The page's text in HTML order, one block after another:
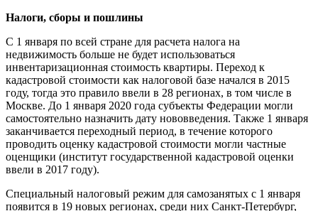
Налоги, сборы и пошлины
С 1 января по всей стране для расчета налога на
недвижимость больше не будет использоваться
инвентаризационная стоимость квартиры. Переход к
кадастровой стоимости как налоговой базе начался в 2015
году, тогда это правило ввели в 28 регионах, в том числе в
Москве. До 1 января 2020 года субъекты Федерации могли
самостоятельно назначить дату нововведения. Также 1 января
заканчивается переходный период, в течение которого
проводить оценку кадастровой стоимости могли частные
оценщики (институт государственной кадастровой оценки
ввели в 2017 году).
Специальный налоговый режим для самозанятых с 1 января
появится в 19 новых регионах, среди них Санкт-Петербург,